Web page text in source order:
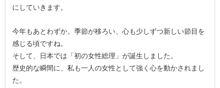
にしていきます。
今年もあとわずか。季節が移ろい、心も少しずつ新しい節目を
感じる頃ですね。
そして、日本では「初の女性総理」が誕生しました。
歴史的な瞬間に、私も一人の女性として強く心を動かされまし
た。